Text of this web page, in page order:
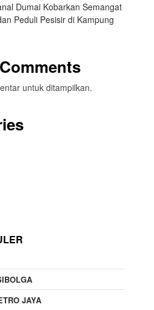
Dumai Kobarkan Semangat
Peduli Pesisir di Kampung
untuk ditampilkan.
JAYA